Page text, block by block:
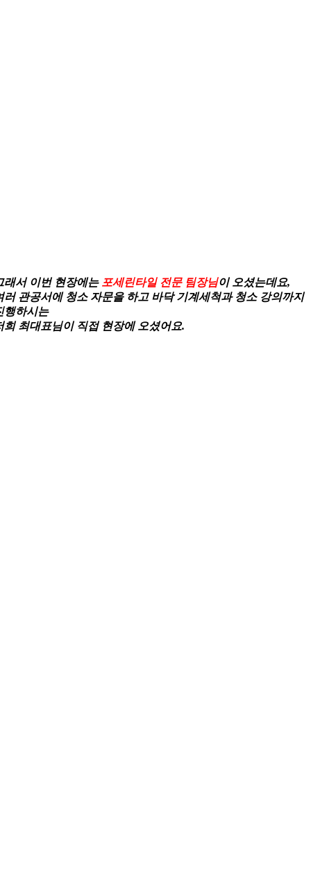
래서 이번 현장에는 포세린타일 전문 팀장님이 오셨는데요,
러 관공서에 청소 자문을 하고 바닥 기계세척과 청소 강의까지
행하시는
희 최대표님이 직접 현장에 오셨어요.